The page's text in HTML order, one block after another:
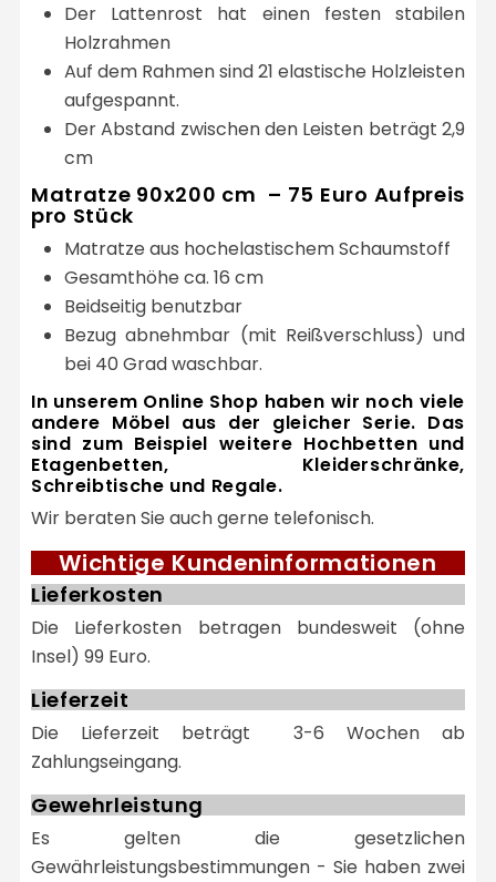
Der Lattenrost hat einen festen stabilen
Holzrahmen
Auf dem Rahmen sind 21 elastische Holzleisten
aufgespannt.
Der Abstand zwischen den Leisten beträgt 2,9
cm
Matratze 90x200 cm – 75 Euro Aufpreis
pro Stück
Matratze aus hochelastischem Schaumstoff
Gesamthöhe ca. 16 cm
Beidseitig benutzbar
Bezug abnehmbar (mit Reißverschluss) und
bei 40 Grad waschbar.
In unserem Online Shop haben wir noch viele
andere Möbel aus der gleicher Serie. Das
sind zum Beispiel weitere Hochbetten und
Etagenbetten, Kleiderschränke,
Schreibtische und Regale.
Wir beraten Sie auch gerne telefonisch.
Wichtige Kundeninformationen
Lieferkosten
Die Lieferkosten betragen bundesweit (ohne
Insel) 99 Euro.
Lieferzeit
Die Lieferzeit beträgt 3-6 Wochen ab
Zahlungseingang.
Gewehrleistung
Es gelten die gesetzlichen
Gewährleistungsbestimmungen - Sie haben zwei